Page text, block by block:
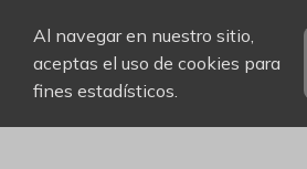
Al navegar en nuestro sitio,
aceptas el uso de cookies para
fines estadísticos.